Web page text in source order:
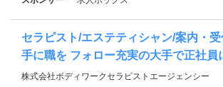
セラピスト/エステティシャン/案内・
手に職を フォロー充実の大手で正社員
株式会社ボディワークセラピストエージェンシー